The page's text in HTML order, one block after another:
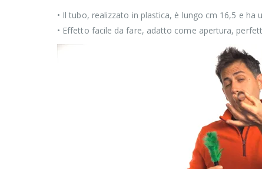
• Il tubo, realizzato in plastica, è lungo cm 16,5 e ha
• Effetto facile da fare, adatto come apertura,